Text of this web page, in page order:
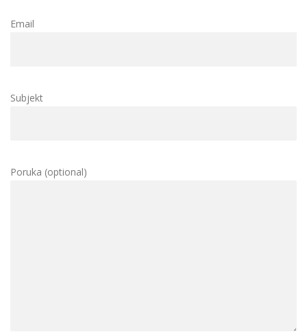
Email
Subjekt
Poruka (optional)